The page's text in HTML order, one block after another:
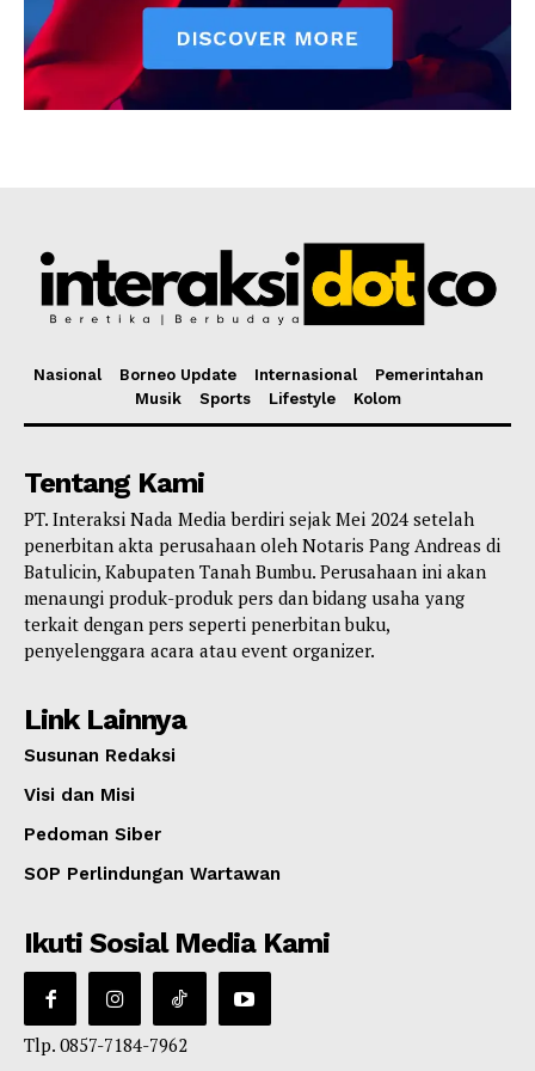
Nasional Borneo Update Internasional
Pemerintahan
Musik
Sports Lifestyle Kolom
Tentang Kami
PT. Interaksi Nada Media berdiri sejak Mei 2024 setelah
penerbitan akta perusahaan oleh Notaris Pang Andreas di
Batulicin, Kabupaten Tanah Bumbu. Perusahaan ini akan
menaungi produk-produk pers dan bidang usaha yang
terkait dengan pers seperti penerbitan buku,
penyelenggara acara atau event organizer.
Link Lainnya
Susunan Redaksi
Visi dan Misi
Pedoman Siber
SOP Perlindungan Wartawan
Ikuti Sosial Media Kami
Tlp. 0857-7184-7962